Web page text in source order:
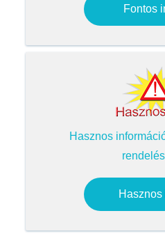
Fontos
Hasznos
Hasznos